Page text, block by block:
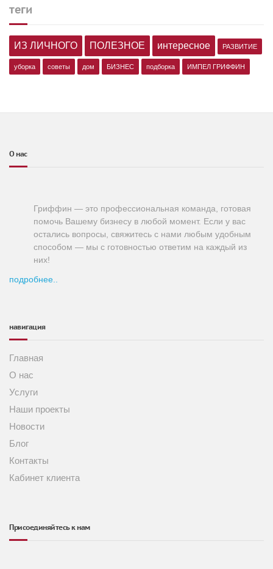
теги
ИЗ ЛИЧНОГО ПОЛЕЗНОЕ интересное РАЗВИТИЕ
уборка советы дом БИЗНЕС подборка ИМПЕЛ ГРИФФИН
О нас
Гриффин — это профессиональная команда, готовая
помочь Вашему бизнесу в любой момент. Если у вас
остались вопросы, свяжитесь с нами любым удобным
способом — мы с готовностью ответим на каждый из
них!
подробнее..
навигация
Главная
О нас
Услуги
Наши проекты
Новости
Блог
Контакты
Кабинет клиента
Присоединяйтесь к нам